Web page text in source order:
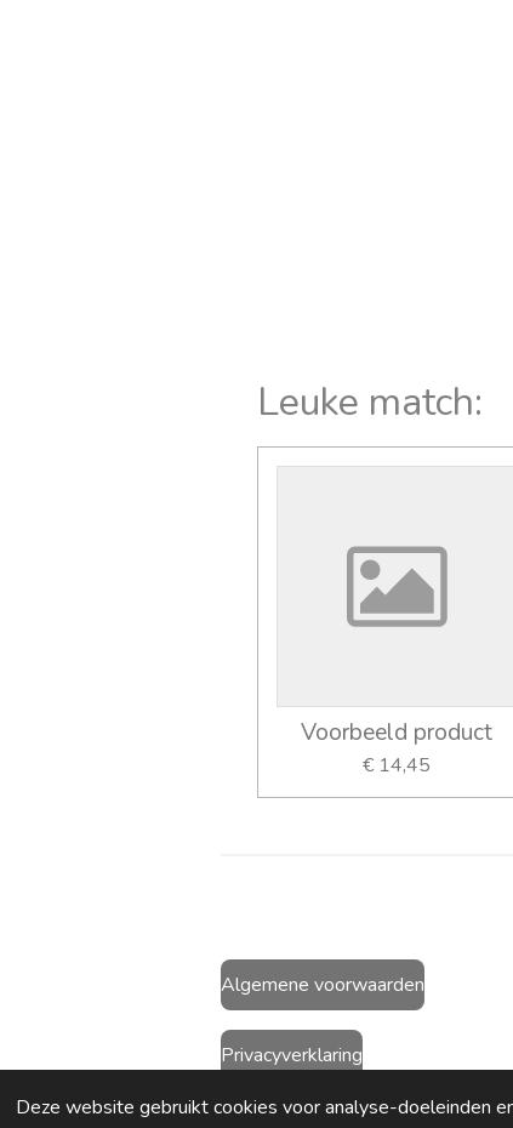
Deze website gebruikt cookies voor analyse-doeleinden
Leuke match:
Voorbeeld product
€ 14,45
Algemene voorwaarden
Privacyverklaring
© 2021 Bebemini